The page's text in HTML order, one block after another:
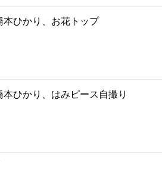
本ひかり、お花トップ
本ひかり、はみピース自撮り